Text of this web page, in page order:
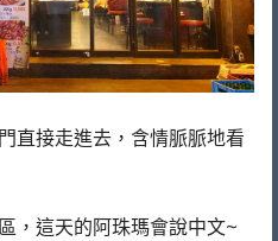
直接走進去，含情脈脈地看
，這天的阿珠瑪會說中文~